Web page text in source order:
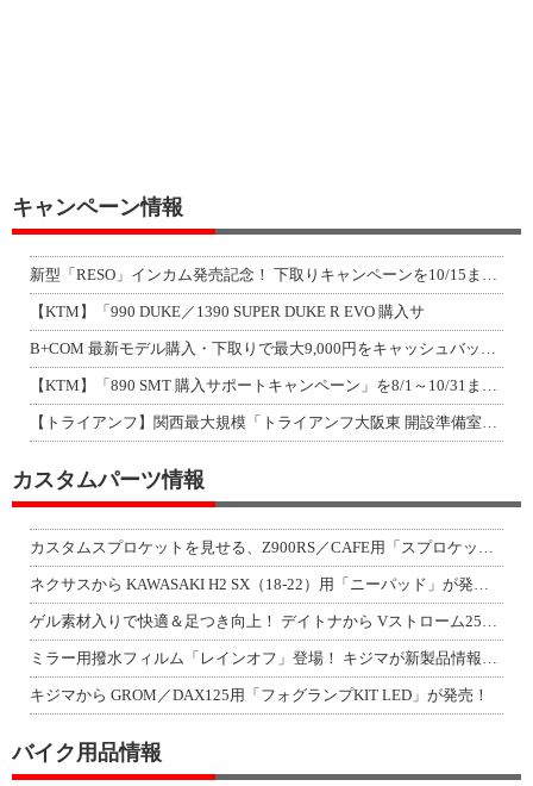
キャンペーン情報
新型「RESO」インカム発売記念！ 下取りキャンペーンを10/15まで延長して開
【KTM】「990 DUKE／1390 SUPER DUKE R EVO 購入サ
B+COM 最新モデル購入・下取りで最大9,000円をキャッシュバック！「B+F
【KTM】「890 SMT 購入サポートキャンペーン」を8/1～10/31まで実
【トライアンフ】関西最大規模「トライアンフ大阪東 開設準備室」がオープン！ 限定
カスタムパーツ情報
カスタムスプロケットを見せる、Z900RS／CAFE用「スプロケットカバーフルキ
ネクサスから KAWASAKI H2 SX（18-22）用「ニーパッド」が発売！
ゲル素材入りで快適＆足つき向上！ デイトナから Vストローム250SX用「快適ロ
ミラー用撥水フィルム「レインオフ」登場！ キジマが新製品情報「KIJIMA NE
キジマから GROM／DAX125用「フォグランプKIT LED」が発売！
バイク用品情報